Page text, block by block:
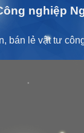
nghiệp
bán lẻ vật tư